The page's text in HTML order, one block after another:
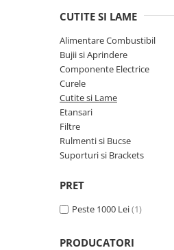
Furci utilaje
Ulei motor JCB
Ulei transmisie JCB
Ulei hidraulic JCB
Ulei punte JCB
Ulei AVISTA
FILTRU ULEI JCB
FILTRU COMBUSTIBIL JCB
CUTITE SI LAME
Alimentare Combustibil
Bujii si Aprindere
Componente Electrice
Curele
Cutite si Lame
Etansari
Filtre
Rulmenti si Bucse
Suporturi si Brackets
PRET
Peste 1000 Lei(1)
PRODUCATORI